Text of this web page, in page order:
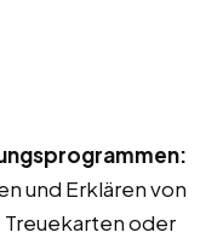
und Erklären von
oder